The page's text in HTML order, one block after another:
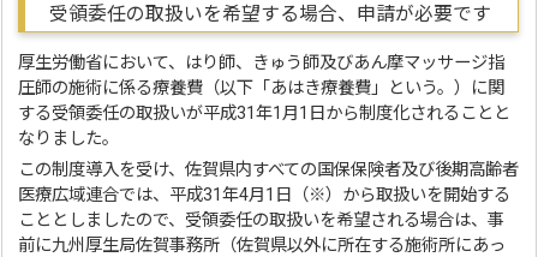
受領委任の取扱いを希望する場合、申請が必要です
厚生労働省において、はり師、きゅう師及びあん摩マッサージ指
圧師の施術に係る療養費（以下「あはき療養費」という。）に関
する受領委任の取扱いが平成31年1月1日から制度化されることと
なりました。
この制度導入を受け、佐賀県内すべての国保保険者及び後期高齢者
医療広域連合では、平成31年4月1日（※）から取扱いを開始する
こととしましたので、受領委任の取扱いを希望される場合は、事
前に九州厚生局佐賀事務所（佐賀県以外に所在する施術所にあっ